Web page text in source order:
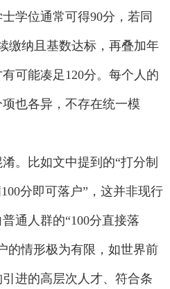
学位通常可得90分，若同
缴纳且基数达标，再叠加年
可能凑足120分。每个人的
也各异，不存在统一模
比如文中提到的“打分制
分即可落户”，这并非现行
通人群的“100分直接落
的情形极为有限，如世界前
进的高层次人才、符合条